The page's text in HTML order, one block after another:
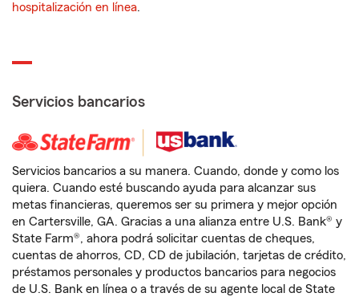
hospitalización en línea.
Servicios bancarios
Servicios bancarios a su manera. Cuando, donde y como los
quiera. Cuando esté buscando ayuda para alcanzar sus
metas financieras, queremos ser su primera y mejor opción
en Cartersville, GA. Gracias a una alianza entre U.S. Bank® y
State Farm®, ahora podrá solicitar cuentas de cheques,
cuentas de ahorros, CD, CD de jubilación, tarjetas de crédito,
préstamos personales y productos bancarios para negocios
de U.S. Bank en línea o a través de su agente local de State